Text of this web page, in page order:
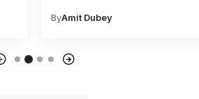
ByAmit Dubey